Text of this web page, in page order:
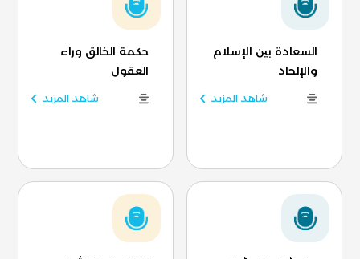
السعادة بين الإسلام
والإلحاد
شاهد المزيد
حكمة الخالق وراء
العقول
شاهد المزيد